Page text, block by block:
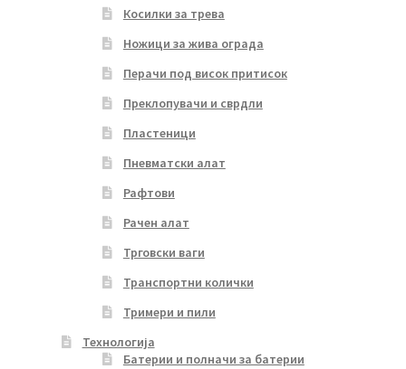
Косилки за трева
Ножици за жива ограда
Перачи под висок притисок
Преклопувачи и сврдли
Пластеници
Пневматски алат
Рафтови
Рачен алат
Трговски ваги
Транспортни колички
Тримери и пили
Технологија
Батерии и полначи за батерии